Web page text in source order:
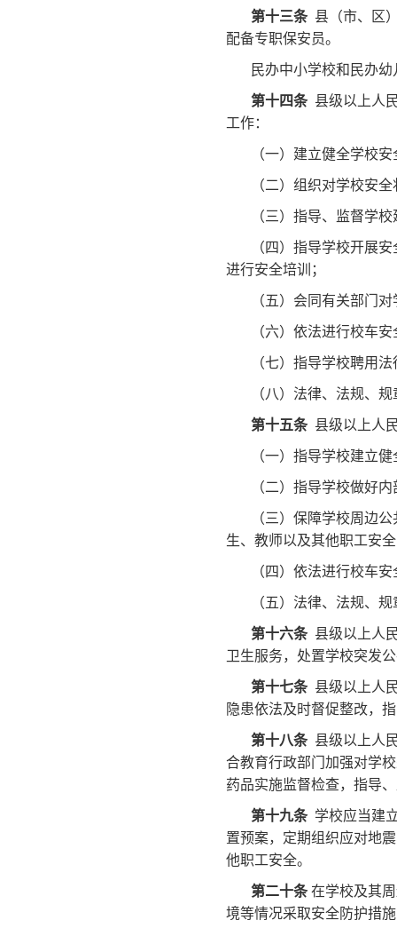
第十三条县（市、区
配备专职保安员。
民办中小学校和民办
第十四条县级以上人
工作：
（一）建立健全学校
（二）组织对学校安
（三）指导、监督学
（四）指导学校开展
进行安全培训；
（五）会同有关部门
（六）依法进行校车
（七）指导学校聘用
（八）法律、法规、
第十五条县级以上人
（一）指导学校建立
（二）指导学校做好
（三）保障学校周边
生、教师以及其他职工安
（四）依法进行校车
（五）法律、法规、
第十六条县级以上人
卫生服务，处置学校突发
第十七条县级以上人
隐患依法及时督促整改，
第十八条县级以上人
合教育行政部门加强对学
药品实施监督检查，指导
第十九条学校应当建
置预案，定期组织应对地
他职工安全。
第二十条 在学校及其
境等情况采取安全防护措